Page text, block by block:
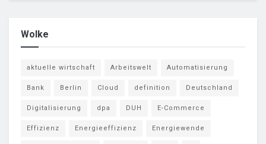
Wolke
aktuelle wirtschaft Arbeitswelt Automatisierung
Bank Berlin Cloud definition Deutschland
Digitalisierung dpa DUH E-Commerce
Effizienz Energieeffizienz Energiewende